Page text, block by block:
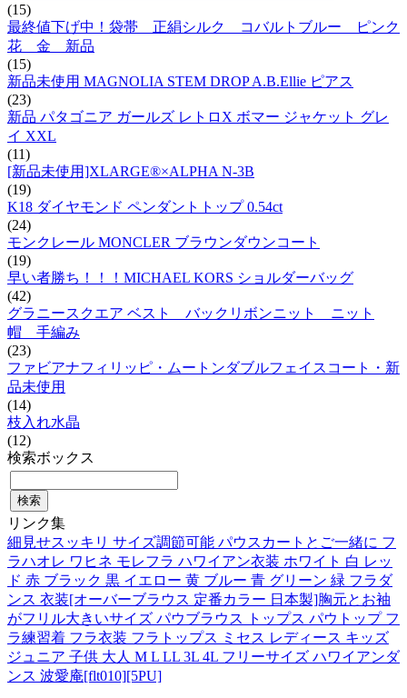
(15)
最終値下げ中！袋帯 正絹シルク コバルトブルー ピンク
花 金 新品
(15)
新品未使用 MAGNOLIA STEM DROP A.B.Ellie ピアス
(23)
新品 パタゴニア ガールズ レトロX ボマー ジャケット グレ
イ XXL
(11)
[新品未使用]XLARGE®×ALPHA N-3B
(19)
K18 ダイヤモンド ペンダントトップ 0.54ct
(24)
モンクレール MONCLER ブラウンダウンコート
(19)
早い者勝ち！！！MICHAEL KORS ショルダーバッグ
(42)
グラニースクエア ベスト バックリボンニット ニット
帽 手編み
(23)
ファビアナフィリッピ・ムートンダブルフェイスコート・新
品未使用
(14)
枝入れ水晶
(12)
検索ボックス
リンク集
細見せスッキリ サイズ調節可能 パウスカートとご一緒に フ
ラハオレ ワヒネ モレフラ ハワイアン衣装 ホワイト 白 レッ
ド 赤 ブラック 黒 イエロー 黄 ブルー 青 グリーン 緑 フラダ
ンス 衣装[オーバーブラウス 定番カラー 日本製]胸元とお袖
がフリル大きいサイズ パウブラウス トップス パウトップ フ
ラ練習着 フラ衣装 フラトップス ミセス レディース キッズ
ジュニア 子供 大人 M L LL 3L 4L フリーサイズ ハワイアンダ
ンス 波愛庵[flt010][5PU]